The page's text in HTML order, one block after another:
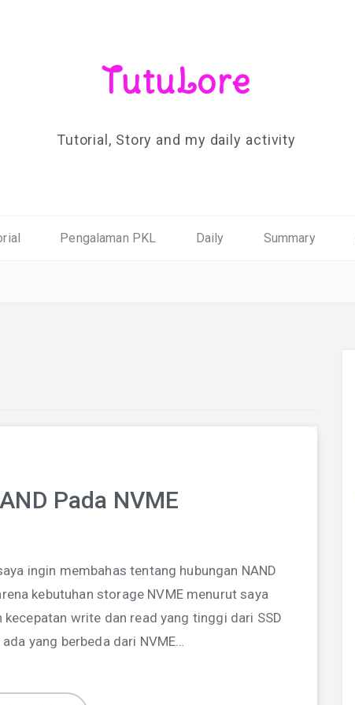
TutuLore
Tutorial, Story and my daily activity
Pengalaman PKL Daily Summary
Pada NVME
ingin membahas tentang hubungan NAND
kebutuhan storage NVME menurut saya
write dan read yang tinggi dari SSD
yang berbeda dari NVME…